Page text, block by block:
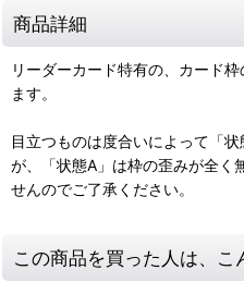
商品詳細
リーダーカード特有の、カード
ます。
目立つものは度合いによって「
が、「状態A」は枠の歪みが全く
せんのでご了承ください。
この商品を買った人は、